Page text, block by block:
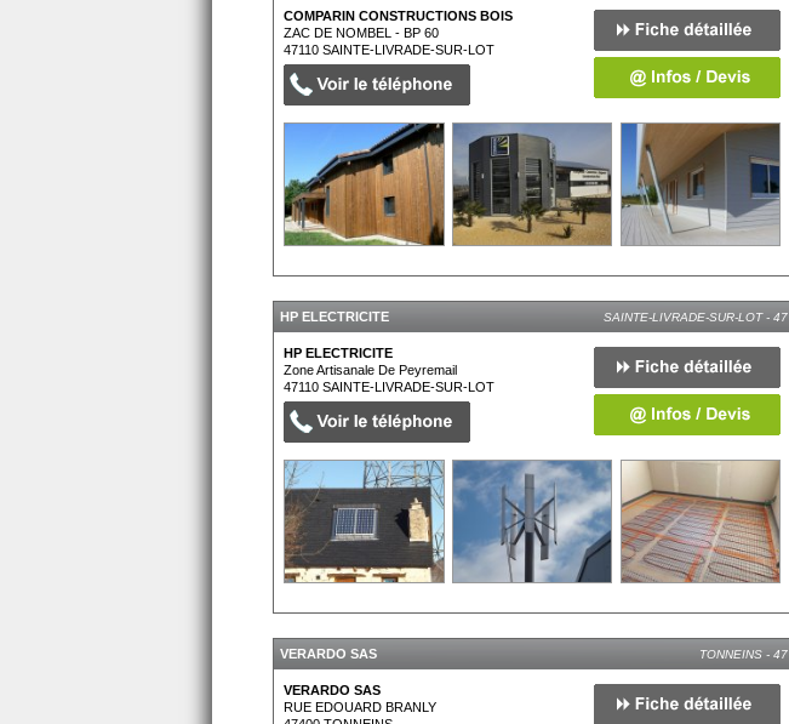
COMPARIN CONSTRUCTIONS BOIS
ZAC DE NOMBEL - BP 60
47110SAINTE-LIVRADE-SUR-LOT
HP ELECTRICITE SAINTE-LIVRADE-SUR-LOT - 47
HP ELECTRICITE
Zone Artisanale De Peyremail
47110SAINTE-LIVRADE-SUR-LOT
VERARDO SAS TONNEINS - 47
VERARDO SAS
RUE EDOUARD BRANLY